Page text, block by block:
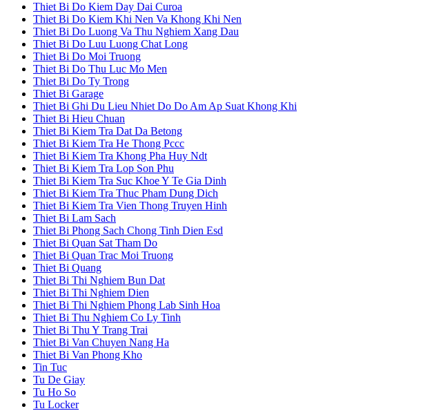
Thiet Bi Do Kiem Day Dai Curoa
Thiet Bi Do Kiem Khi Nen Va Khong Khi Nen
Thiet Bi Do Luong Va Thu Nghiem Xang Dau
Thiet Bi Do Luu Luong Chat Long
Thiet Bi Do Moi Truong
Thiet Bi Do Thu Luc Mo Men
Thiet Bi Do Ty Trong
Thiet Bi Garage
Thiet Bi Ghi Du Lieu Nhiet Do Do Am Ap Suat Khong Khi
Thiet Bi Hieu Chuan
Thiet Bi Kiem Tra Dat Da Betong
Thiet Bi Kiem Tra He Thong Pccc
Thiet Bi Kiem Tra Khong Pha Huy Ndt
Thiet Bi Kiem Tra Lop Son Phu
Thiet Bi Kiem Tra Suc Khoe Y Te Gia Dinh
Thiet Bi Kiem Tra Thuc Pham Dung Dich
Thiet Bi Kiem Tra Vien Thong Truyen Hinh
Thiet Bi Lam Sach
Thiet Bi Phong Sach Chong Tinh Dien Esd
Thiet Bi Quan Sat Tham Do
Thiet Bi Quan Trac Moi Truong
Thiet Bi Quang
Thiet Bi Thi Nghiem Bun Dat
Thiet Bi Thi Nghiem Dien
Thiet Bi Thi Nghiem Phong Lab Sinh Hoa
Thiet Bi Thu Nghiem Co Ly Tinh
Thiet Bi Thu Y Trang Trai
Thiet Bi Van Chuyen Nang Ha
Thiet Bi Van Phong Kho
Tin Tuc
Tu De Giay
Tu Ho So
Tu Locker